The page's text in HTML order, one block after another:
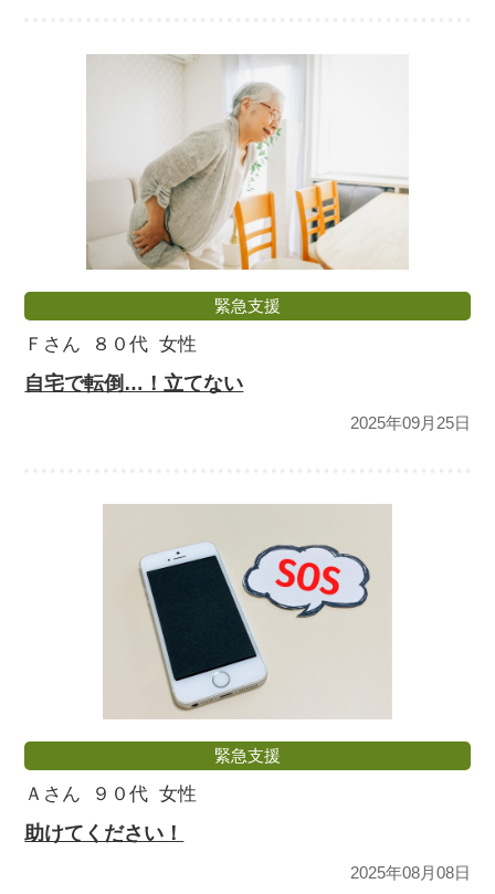
緊急支援
Ｆさん ８０代 女性
自宅で転倒…！立てない
2025年09月25日
緊急支援
Ａさん ９０代 女性
助けてください！
2025年08月08日